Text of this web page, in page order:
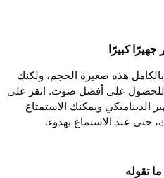
كبيرًا
هذه صغيرة الحجم، ولكنك
على أفضل صوت. انقر على
الديناميكي ويمكنك الاستمتاع
حتى عند الاستماع بهدوء.
تقوله